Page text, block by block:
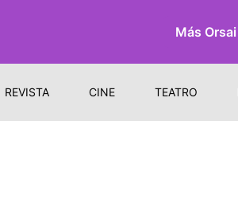
Más Orsai
REVISTA CINE TEATRO